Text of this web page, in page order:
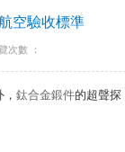
空驗收標準
次數 ：
鈦合金鍛件的超聲探